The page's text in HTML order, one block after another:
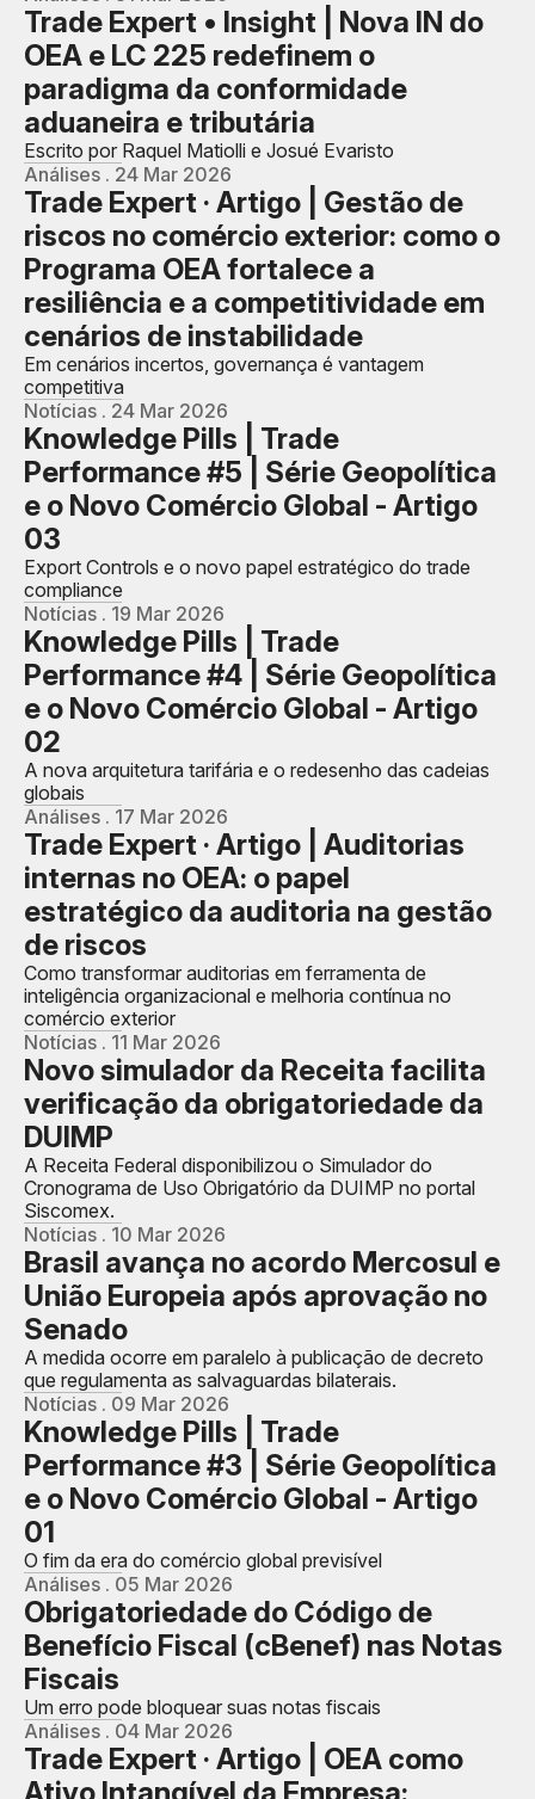
Trade Expert • Insight | Nova IN do
OEA e LC 225 redefinem o
paradigma da conformidade
aduaneira e tributária
Escrito por Raquel Matiolli e Josué Evaristo
Análises . 24 Mar 2026
Trade Expert · Artigo | Gestão de
riscos no comércio exterior: como o
Programa OEA fortalece a
resiliência e a competitividade em
cenários de instabilidade
Em cenários incertos, governança é vantagem
competitiva
Notícias . 24 Mar 2026
Knowledge Pills | Trade
Performance #5 | Série Geopolítica
e o Novo Comércio Global - Artigo
03
Export Controls e o novo papel estratégico do trade
compliance
Notícias . 19 Mar 2026
Knowledge Pills | Trade
Performance #4 | Série Geopolítica
e o Novo Comércio Global - Artigo
02
A nova arquitetura tarifária e o redesenho das cadeias
globais
Análises . 17 Mar 2026
Trade Expert · Artigo | Auditorias
internas no OEA: o papel
estratégico da auditoria na gestão
de riscos
Como transformar auditorias em ferramenta de
inteligência organizacional e melhoria contínua no
comércio exterior
Notícias . 11 Mar 2026
Novo simulador da Receita facilita
verificação da obrigatoriedade da
DUIMP
A Receita Federal disponibilizou o Simulador do
Cronograma de Uso Obrigatório da DUIMP no portal
Siscomex.
Notícias . 10 Mar 2026
Brasil avança no acordo Mercosul e
União Europeia após aprovação no
Senado
A medida ocorre em paralelo à publicação de decreto
que regulamenta as salvaguardas bilaterais.
Notícias . 09 Mar 2026
Knowledge Pills | Trade
Performance #3 | Série Geopolítica
e o Novo Comércio Global - Artigo
01
O fim da era do comércio global previsível
Análises . 05 Mar 2026
Obrigatoriedade do Código de
Benefício Fiscal (cBenef) nas Notas
Fiscais
Um erro pode bloquear suas notas fiscais
Análises . 04 Mar 2026
Trade Expert · Artigo | OEA como